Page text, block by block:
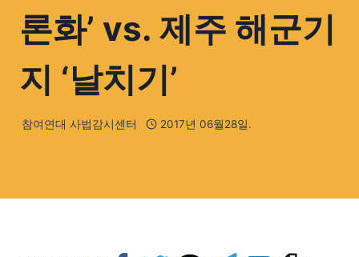
론화’ vs. 제주 해군기
지 ‘날치기’
참여연대 사법감시센터 2017년 06월28일.